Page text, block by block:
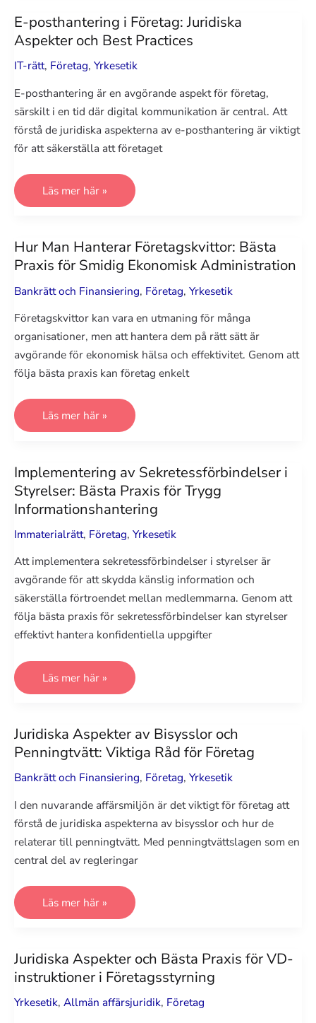
och
Viktiga
Punkter
E-posthantering i Företag: Juridiska
Aspekter och Best Practices
IT-rätt, Företag, Yrkesetik
E-posthantering är en avgörande aspekt för företag,
särskilt i en tid där digital kommunikation är central. Att
förstå de juridiska aspekterna av e-posthantering är viktigt
för att säkerställa att företaget
E-
i
Aspekter
och
Best
Practices
Läs mer här »
Hur Man Hanterar Företagskvittor: Bästa
Praxis för Smidig Ekonomisk Administration
Bankrätt och Finansiering, Företag, Yrkesetik
Företagskvittor kan vara en utmaning för många
organisationer, men att hantera dem på rätt sätt är
avgörande för ekonomisk hälsa och effektivitet. Genom att
följa bästa praxis kan företag enkelt
Hur
Hanterar
Praxis
för
Smidig
Ekonomisk
Administration
Läs mer här »
Implementering av Sekretessförbindelser i
Styrelser: Bästa Praxis för Trygg
Informationshantering
Immaterialrätt, Företag, Yrkesetik
Att implementera sekretessförbindelser i styrelser är
avgörande för att skydda känslig information och
säkerställa förtroendet mellan medlemmarna. Genom att
följa bästa praxis för sekretessförbindelser kan styrelser
effektivt hantera konfidentiella uppgifter
Implementering
Sekretessförbindelser
Bästa
Praxis
för
Trygg
Informationshantering
Läs mer här »
Juridiska Aspekter av Bisysslor och
Penningtvätt: Viktiga Råd för Företag
Bankrätt och Finansiering, Företag, Yrkesetik
I den nuvarande affärsmiljön är det viktigt för företag att
förstå de juridiska aspekterna av bisysslor och hur de
relaterar till penningtvätt. Med penningtvättslagen som en
central del av regleringar
Juridiska
av
Penningtvätt:
Viktiga
Råd
för
Företag
Läs mer här »
Juridiska Aspekter och Bästa Praxis för VD-
instruktioner i Företagsstyrning
Yrkesetik, Allmän affärsjuridik, Företag